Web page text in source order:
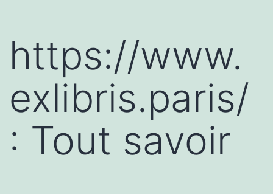
https://www.
exlibris.paris/
: Tout savoir